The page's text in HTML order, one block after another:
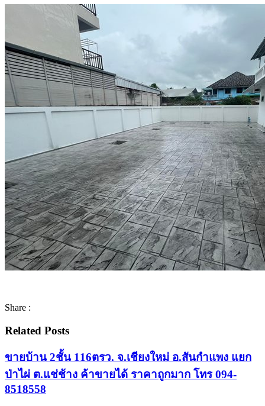
Share :
Related Posts
ขายบ้าน 2ชั้น 116ตรว. จ.เชียงใหม่ อ.สันกำแพง แยก
ป่าไผ่ ต.แช่ช้าง ค้าขายได้ ราคาถูกมาก โทร 094-
8518558